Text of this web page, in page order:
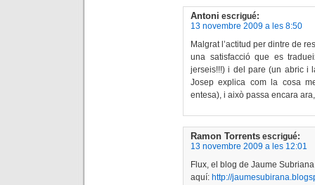
Antoni escrigué:
13 novembre 2009 a les 8:50
Malgrat l’actitud per dintre de
una satisfacció que es
jerseis!!!) i del pare (un abric i
Josep explica com la cosa
entesa), i això passa encara
Ramon Torrents escrigué:
13 novembre 2009 a les 12:01
Flux, el blog de Jaume
aquí: http://